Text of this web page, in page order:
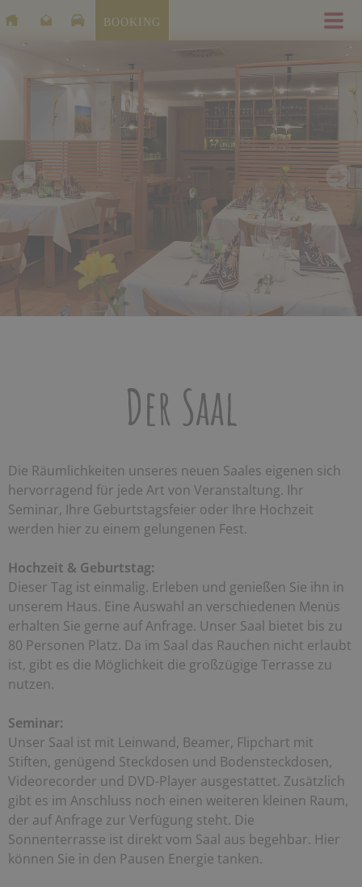
BOOKING
Der Saal
Die Räumlichkeiten unseres neuen Saales eigenen sich
hervorragend für jede Art von Veranstaltung. Ihr
Seminar, Ihre Geburtstagsfeier oder Ihre Hochzeit
werden hier zu einem gelungenen Fest.
Hochzeit & Geburtstag:
Dieser Tag ist einmalig. Erleben und genießen Sie ihn in
unserem Haus. Eine Auswahl an verschiedenen Menüs
erhalten Sie gerne auf Anfrage. Unser Saal bietet bis zu
80 Personen Platz. Da im Saal das Rauchen nicht erlaubt
ist, gibt es die Möglichkeit die großzügige Terrasse zu
nutzen.
Seminar:
Unser Saal ist mit Leinwand, Beamer, Flipchart mit
Stiften, genügend Steckdosen und Bodensteckdosen,
Videorecorder und DVD-Player ausgestattet. Zusätzlich
gibt es im Anschluss noch einen weiteren kleinen Raum,
der auf Anfrage zur Verfügung steht. Die
Sonnenterrasse ist direkt vom Saal aus begehbar. Hier
können Sie in den Pausen Energie tanken.